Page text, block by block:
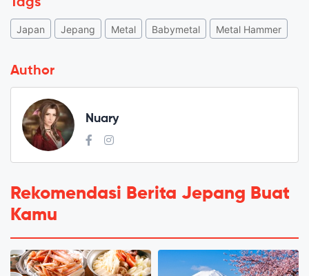
Japan Jepang Metal Babymetal Metal Hammer
Author
Nuary
Rekomendasi Berita Jepang Buat
Kamu